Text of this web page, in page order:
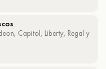
Capitol, Liberty, Regal y